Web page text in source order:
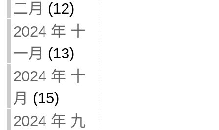
二月 (12)
2024 年 十
一月 (13)
2024 年 十
月 (15)
2024 年 九